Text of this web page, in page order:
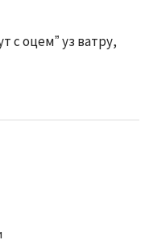
с оцемˮ уз ватру,